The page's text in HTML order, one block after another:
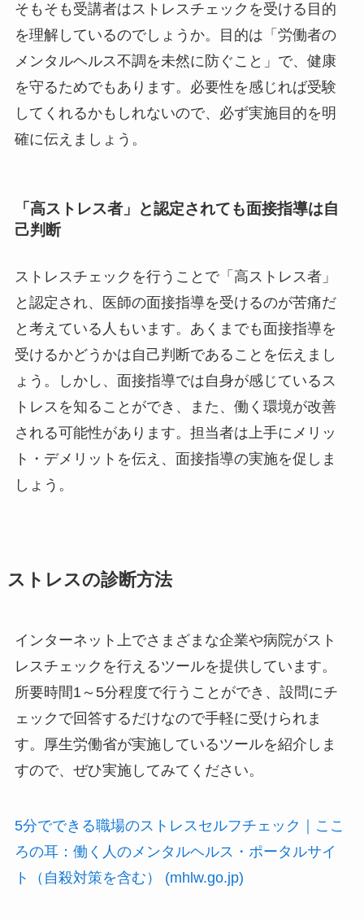
そもそも受講者はストレスチェックを受ける目的
を理解しているのでしょうか。目的は「労働者の
メンタルヘルス不調を未然に防ぐこと」で、健康
を守るためでもあります。必要性を感じれば受験
してくれるかもしれないので、必ず実施目的を明
確に伝えましょう。
「高ストレス者」と認定されても面接指導は自
己判断
ストレスチェックを行うことで「高ストレス者」
と認定され、医師の面接指導を受けるのが苦痛だ
と考えている人もいます。あくまでも面接指導を
受けるかどうかは自己判断であることを伝えまし
ょう。しかし、面接指導では自身が感じているス
トレスを知ることができ、また、働く環境が改善
される可能性があります。担当者は上手にメリッ
ト・デメリットを伝え、面接指導の実施を促しま
しょう。
ストレスの診断方法
インターネット上でさまざまな企業や病院がスト
レスチェックを行えるツールを提供しています。
所要時間1～5分程度で行うことができ、設問にチ
ェックで回答するだけなので手軽に受けられま
す。厚生労働省が実施しているツールを紹介しま
すので、ぜひ実施してみてください。
5分でできる職場のストレスセルフチェック｜ここ
ろの耳：働く人のメンタルヘルス・ポータルサイ
ト（自殺対策を含む） (mhlw.go.jp)